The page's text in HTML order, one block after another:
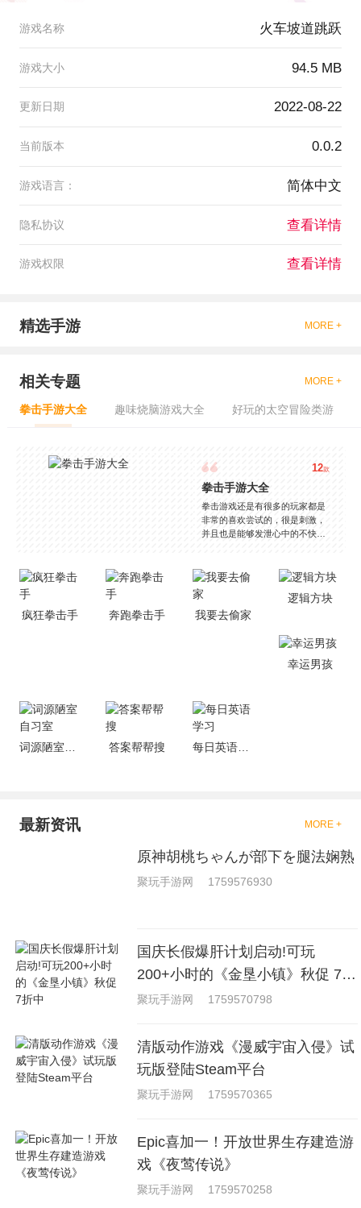
游戏名称 火车坡道跳跃
游戏大小 94.5 MB
更新日期 2022-08-22
当前版本 0.0.2
游戏语言： 简体中文
隐私协议 查看详情
游戏权限 查看详情
精选手游 MORE +
相关专题 MORE +
拳击手游大全 趣味烧脑游戏大全 好玩的太空冒险类游
12款
拳击手游大全
拳击游戏还是有很多的玩家都是
非常的喜欢尝试的，很是刺激，
并且也是能够发泄心中的不快
是一些格斗的游戏，其实是非常
的有趣，也是相当的刺激的，游
戏中是有一些不同的场景都是能
够去进行体验的，我们也是能够
就是收集了一些有意思的拳击游
戏，相信你们一定会喜欢的。
疯狂拳击手 奔跑拳击手 我要去偷家
逻辑方块
幸运男孩
答案帮帮搜 每日英语学习
最新资讯 MORE +
原神胡桃ちゃんが部下を腿法娴熟
聚玩手游网 1759576930
国庆长假爆肝计划启动!可玩
200+小时的《金垦小镇》秋促 7折
中
聚玩手游网 1759570798
清版动作游戏《漫威宇宙入侵》试
玩版登陆Steam平台
聚玩手游网 1759570365
Epic喜加一！开放世界生存建造游
戏《夜莺传说》
聚玩手游网 1759570258